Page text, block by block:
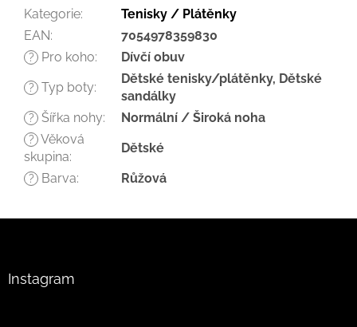
Kategorie:
Tenisky / Plátěnky
EAN: 7054978359830
? Pro koho: Dívčí obuv
? Typ boty:
Dětské tenisky/plátěnky, Dětské
sandálky
? Šířka nohy: Normální / Široká noha
? Věková
skupina:
Dětské
? Barva: Růžová
Instagram